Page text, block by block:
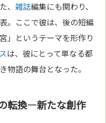
、雑誌編集にも関わり、
。ここで彼は、後の短編
」というテーマを形作り
は、彼にとって単なる都
物語の舞台となった。
転換—新たな創作